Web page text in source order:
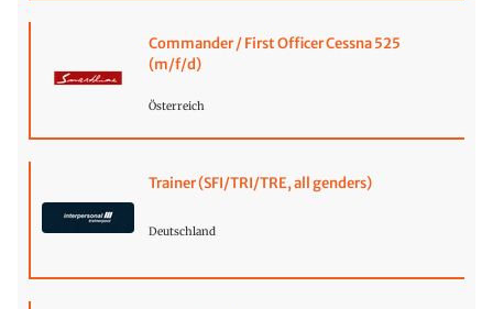
Commander / First Officer Cessna 525
(m/f/d)
Österreich
Trainer (SFI/TRI/TRE, all genders)
Deutschland